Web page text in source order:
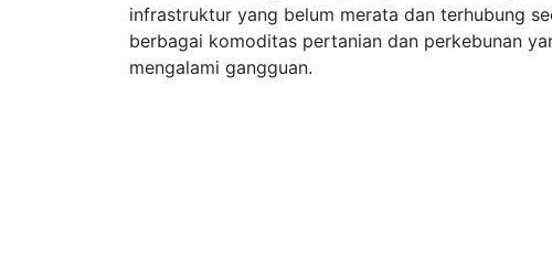
infrastruktur yang belum merata dan terhubung
berbagai komoditas pertanian dan perkebunan
mengalami gangguan.